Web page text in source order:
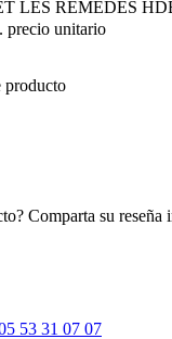
LES REMEDES
precio unitario
producto
Comparta su reseña
53 31 07 07